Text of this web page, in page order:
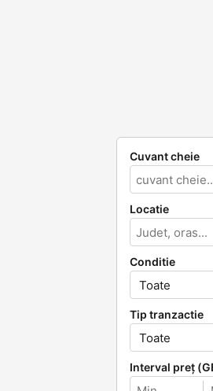
Cuvant cheie
Locatie
Conditie
Tip tranzactie
Interval preț